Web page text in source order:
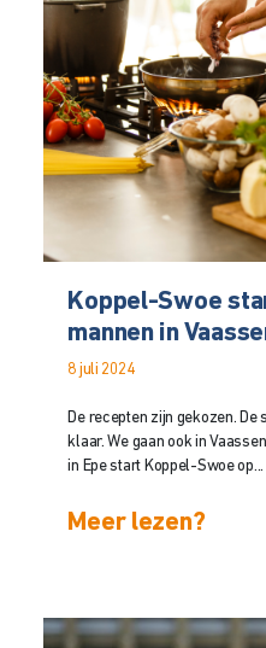
Koppel-Swoe
mannen in
8 juli 2024
De recepten zijn gekozen.
klaar. We gaan ook in
in Epe start Koppel-Swoe op...
Meer lezen?